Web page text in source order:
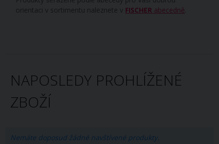
orientaci v sortimentu naleznete v FISCHER abecedně
NAPOSLEDY PROHLÍŽENÉ
ZBOŽÍ
Nemáte doposud žádné navštívené produkty.